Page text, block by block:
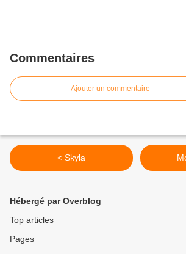
Commentaires
Ajouter un commentaire
< Skyla
Hébergé par Overblog
Top articles
Pages